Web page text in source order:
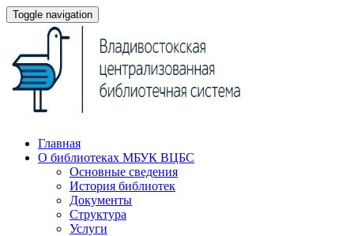
Toggle navigation
Главная
О библиотеках МБУК ВЦБС
Основные сведения
История библиотек
Документы
Структура
Услуги